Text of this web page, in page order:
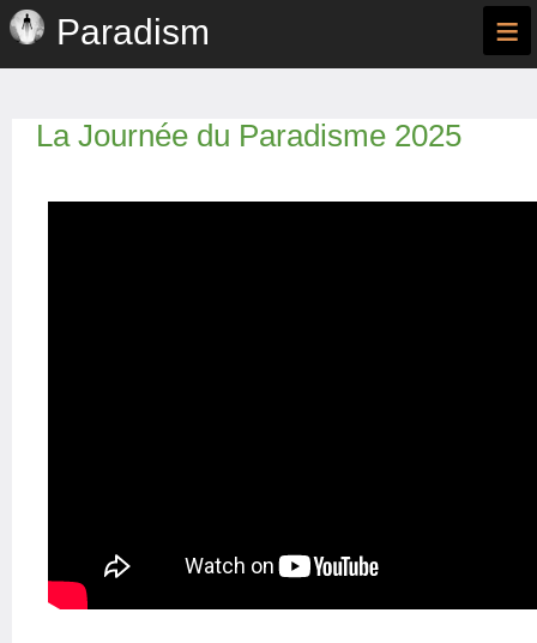
Paradism ≡
La Journée du Paradisme 2025